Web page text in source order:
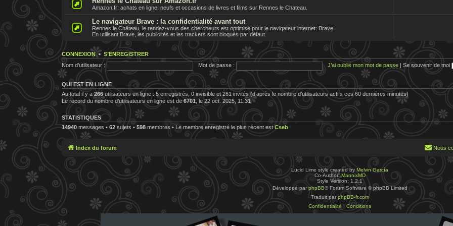
Amazon.fr: achats en ligne, neufs et occasions de livres et films sur Rennes le Chateau.
Le navigateur Brave : la confidentialité avant tout
Rennes le Château, le rendez-vous des chercheurs est optimisé pour le navigateur internet: Brave
En utilisant Brave, les publicités et les trackers sont bloqués par défaut.
CONNEXION• S’ENREGISTRER
Nom d’utilisateur :
Mot de passe : J’ai oublié mon mot de passe Se souvenir de moi
QUI EST EN LIGNE
Au total il y a 266utilisateurs en ligne : 5 enregistrés, 0 invisible et 261 invités (d’après le nombre d’utilisateurs actifs ces 60 dernières minutes)
Le record du nombre d’utilisateurs en ligne est de6701, le 22 oct. 2025, 11:31
STATISTIQUES
14940 messages • 62 sujets • 598 membres • Le membre enregistré le plus récent estCseb
Index du forum Nous
Lucid Lime style created by Melvin García
Co-Author:MannixMD
Style Version: 1.2.1
Développé parphpBB® Forum Software © phpBB Limited
Traduit par phpBB-fr.com
Confidentialité | Conditions